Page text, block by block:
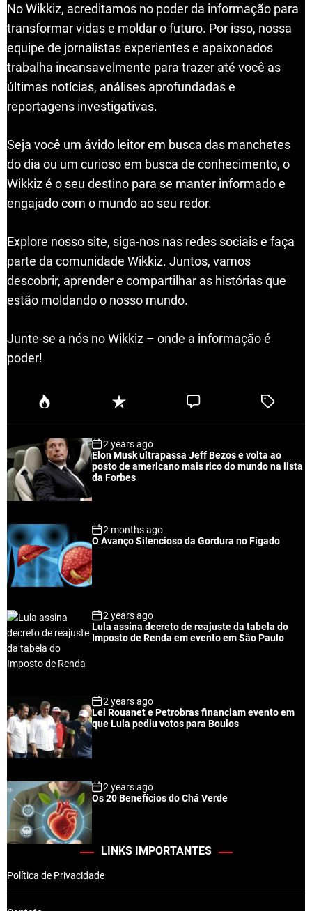
No Wikkiz, acreditamos no poder da informação para
transformar vidas e moldar o futuro. Por isso, nossa
equipe de jornalistas experientes e apaixonados
trabalha incansavelmente para trazer até você as
últimas notícias, análises aprofundadas e
reportagens investigativas.
Seja você um ávido leitor em busca das manchetes
do dia ou um curioso em busca de conhecimento, o
Wikkiz é o seu destino para se manter informado e
engajado com o mundo ao seu redor.
Explore nosso site, siga-nos nas redes sociais e faça
parte da comunidade Wikkiz. Juntos, vamos
descobrir, aprender e compartilhar as histórias que
estão moldando o nosso mundo.
Junte-se a nós no Wikkiz – onde a informação é
poder!
P
u
a
r
R
e
n
t
C
e
T
e
2 years ago
Elon Musk ultrapassa Jeff Bezos e volta ao
posto de americano mais rico do mundo na lista
da Forbes
2 months ago
O Avanço Silencioso da Gordura no Fígado
2 years ago
Lula assina decreto de reajuste da tabela do
Imposto de Renda em evento em São Paulo
2 years ago
Lei Rouanet e Petrobras financiam evento em
que Lula pediu votos para Boulos
2 years ago
Os 20 Benefícios do Chá Verde
LINKS IMPORTANTES
Política de Privacidade